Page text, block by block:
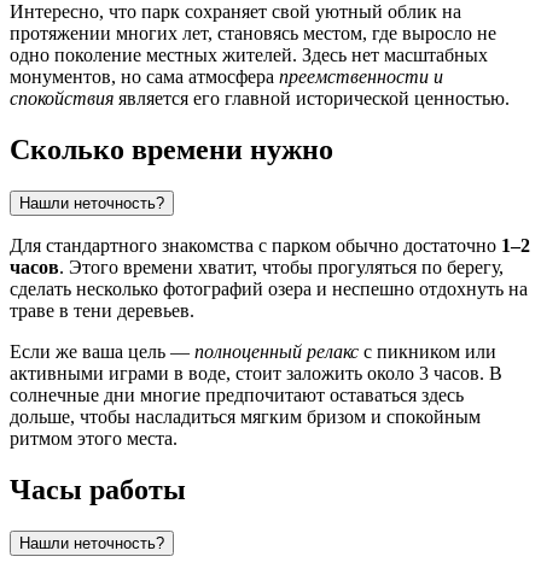
Интересно, что парк сохраняет свой уютный облик на
протяжении многих лет, становясь местом, где выросло не
одно поколение местных жителей. Здесь нет масштабных
монументов, но сама атмосфера преемственности и
спокойствия является его главной исторической ценностью.
Сколько времени нужно
Нашли неточность?
Для стандартного знакомства с парком обычно достаточно 1–2
часов. Этого времени хватит, чтобы прогуляться по берегу,
сделать несколько фотографий озера и неспешно отдохнуть на
траве в тени деревьев.
Если же ваша цель — полноценный релакс с пикником или
активными играми в воде, стоит заложить около 3 часов. В
солнечные дни многие предпочитают оставаться здесь
дольше, чтобы насладиться мягким бризом и спокойным
ритмом этого места.
Часы работы
Нашли неточность?